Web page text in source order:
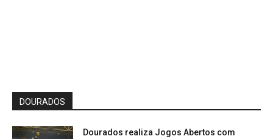
DOURADOS
Dourados realiza Jogos Abertos com